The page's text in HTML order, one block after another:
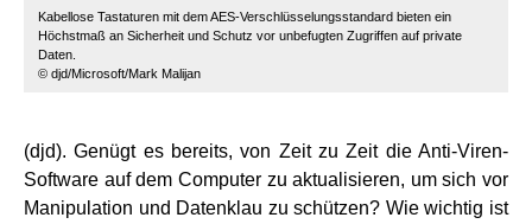
Kabellose Tastaturen mit dem AES-Verschlüsselungsstandard bieten ein
Höchstmaß an Sicherheit und Schutz vor unbefugten Zugriffen auf private
Daten.
© djd/Microsoft/Mark Malijan
(djd). Genügt es bereits, von Zeit zu Zeit die Anti-Viren-
Software auf dem Computer zu aktualisieren, um sich vor
Manipulation und Datenklau zu schützen? Wie wichtig ist